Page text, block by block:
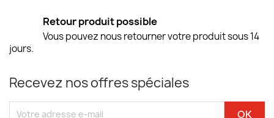
Retour produit possible
Vous pouvez nous retourner votre produit sous 14
jours.
Recevez nos offres spéciales